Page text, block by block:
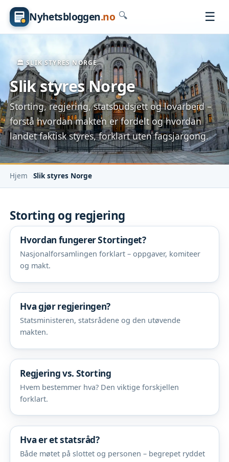
Nyhetsbloggen.no 🔍 ☰
🏛️ SLIK STYRES NORGE
Slik styres Norge
Storting, regjering, statsbudsjett og lovarbeid –
forstå hvordan makten er fordelt og hvordan
landet faktisk styres, forklart uten fagsjargong.
Hjem Slik styres Norge
Storting og regjering
Hvordan fungerer Stortinget?
Nasjonalforsamlingen forklart – oppgaver, komiteer
og makt.
Hva gjør regjeringen?
Statsministeren, statsrådene og den utøvende
makten.
Regjering vs. Storting
Hvem bestemmer hva? Den viktige forskjellen
forklart.
Hva er et statsråd?
Både møtet på slottet og personen – begrepet ryddet